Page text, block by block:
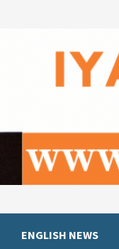
ENGLISH NEWS